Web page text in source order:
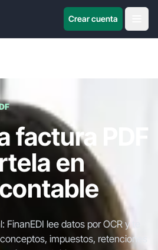
Crear cuenta
factura PDF
en
FinanEDI lee datos por OCR y te
impuestos, retenciones